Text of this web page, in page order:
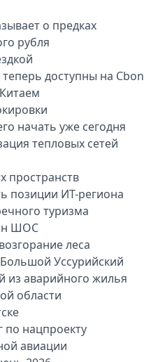
о предках
рубля
доступны на
начать уже сегодня
тепловых сетей
пространств
позиции ИТ-региона
туризма
ШОС
леса
Уссурийский
из аварийного жилья
области
по нацпроекту
авиации